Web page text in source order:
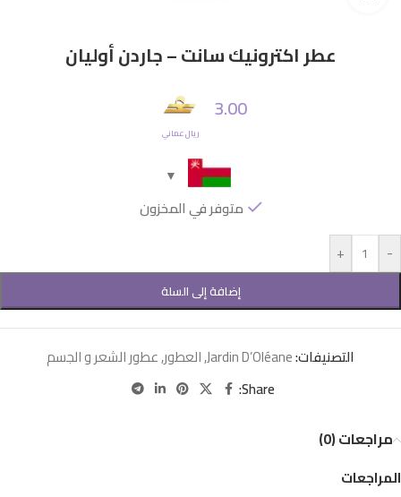
عطر اكترونيك سانت – جاردن أوليان
3.00
ريال عماني
متوفر في المخزون
-
+
إضافة إلى السلة
التصنيفات:Jardin D’Oléane
,العطور,عطور الشعر و الجسم
Share:
مراجعات (0)
المراجعات